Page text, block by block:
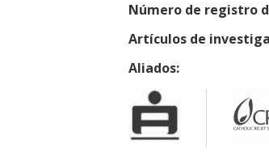
Número de registro
Artículos de
Aliados: